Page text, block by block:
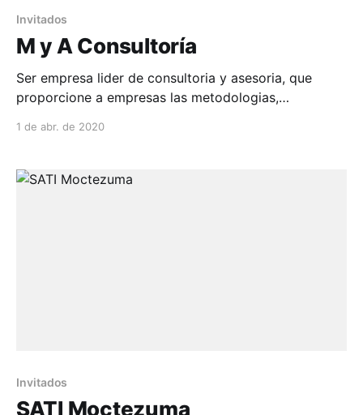
Invitados
M y A Consultoría
Ser empresa lider de consultoria y asesoria, que
proporcione a empresas las metodologias,
especializadas...
1 de abr. de 2020
Invitados
SATI Moctezuma